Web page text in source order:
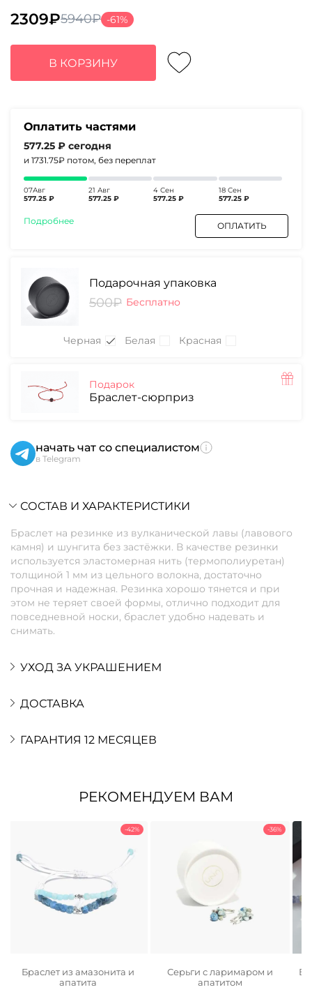
5940₽
Первоначальная
цена
составляла
5940₽.
2309₽
Текущая
цена:
2309₽.
-61%
В КОРЗИНУ
Оплатить частями
577.25 ₽ сегодня
и 1731.75₽ потом, без переплат
07Авг
577.25 ₽
21 Авг
577.25 ₽
4 Сен
577.25 ₽
18 Сен
577.25 ₽
Подробнее ОПЛАТИТЬ
Подарочная упаковка
500₽ Бесплатно
Черная Белая Красная
Подарок
Браслет-сюрприз
начать чат со специалистом
в Telegram
СОСТАВ И ХАРАКТЕРИСТИКИ
Браслет на резинке из вулканической лавы (лавового
камня) и шунгита без застёжки. В качестве резинки
используется эластомерная нить (термополиуретан)
толщиной 1 мм из цельного волокна, достаточно
прочная и надежная. Резинка хорошо тянется и при
этом не теряет своей формы, отлично подходит для
повседневной носки, браслет удобно надевать и
снимать.
УХОД ЗА УКРАШЕНИЕМ
ДОСТАВКА
ГАРАНТИЯ 12 МЕСЯЦЕВ
РЕКОМЕНДУЕМ ВАМ
-42%
Браслет из амазонита и
апатита
-36%
Серьги с ларимаром и
апатитом